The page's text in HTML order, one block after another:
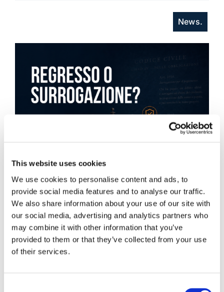
This website uses cookies
We use cookies to personalise content and ads, to
provide social media features and to analyse our traffic.
We also share information about your use of our site with
our social media, advertising and analytics partners who
may combine it with other information that you’ve
provided to them or that they’ve collected from your use
of their services.
News.
Obbligazioni solidali passive: